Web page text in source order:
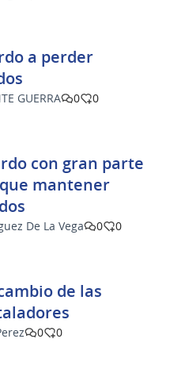
a perder
GUERRA 0 0
con gran parte
mantener
De La Vega 0 0
de las
0 0